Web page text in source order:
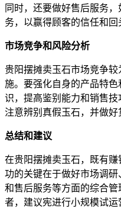
同时，还要做好售后服务
务，以赢得顾客的信任和回
市场竞争和风险分析
贵阳摆摊卖玉石市场竞争
施。要强化自身的产品特
识，提高鉴别能力和销售
注意辨别真假玉石，并做好
总结和建议
在贵阳摆摊卖玉石，既有
功的关键在于做好市场调
和售后服务等方面的综合
者，建议宪进行小规模试运